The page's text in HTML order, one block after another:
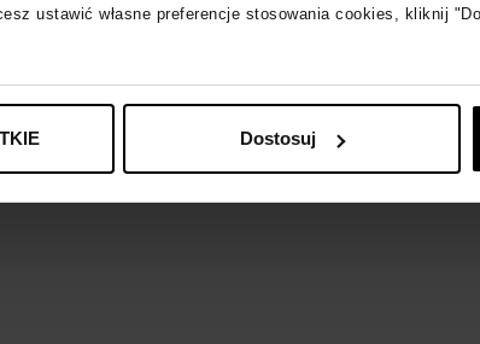
ustawić własne preferencje stosowania cookies, kliknij
Dostosuj